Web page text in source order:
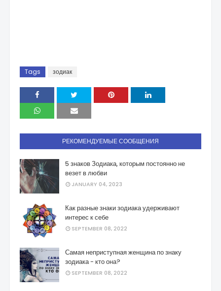
Tags зодиак
РЕКОМЕНДУЕМЫЕ СООБЩЕНИЯ
5 знаков Зодиака, которым постоянно не
везет в любви
JANUARY 04, 2023
Как разные знаки зодиака удерживают
интерес к себе
SEPTEMBER 08, 2022
Самая неприступная женщина по знаку
зодиака - кто она?
SEPTEMBER 08, 2022